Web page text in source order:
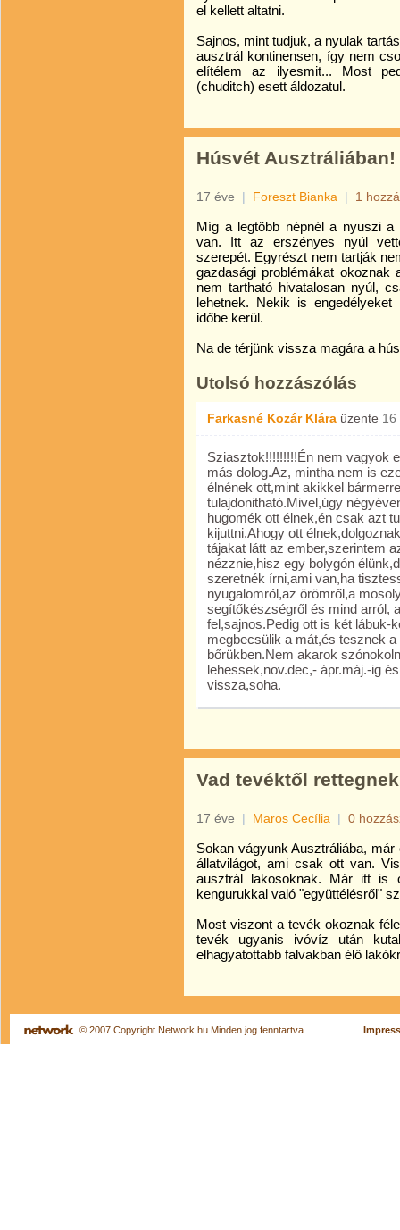
el kellett altatni.
Sajnos, mint tudjuk, a nyulak
ausztrál kontinensen, így nem
elítélem az ilyesmit... Most
(chuditch) esett áldozatul.
Húsvét Ausztráliában!
17 éve | Foreszt Bianka | 1
Míg a legtöbb népnél a nyuszi a
van. Itt az erszényes nyúl
szerepét. Egyrészt nem tartják
gazdasági problémákat okoznak
nem tartható hivatalosan nyúl,
lehetnek. Nekik is
időbe kerül.
Na de térjünk vissza magára a
Utolsó hozzászólás
Farkasné Kozár Klára üzente 16
Sziasztok!!!!!!!!!Én nem vagyok
más dolog.Az, mintha nem is
élnének ott,mint akikkel
tulajdonitható.Mivel,úgy
hugomék ott élnek,én csak azt
kijuttni.Ahogy ott
tájakat látt az ember,szerintem
nézznie,hisz egy bolygón
szeretnék írni,ami van,ha
nyugalomról,az örömről,a
segítőkészségről és mind arról,
fel,sajnos.Pedig ott is két
megbecsülik a mát,és tesznek
bőrükben.Nem akarok
lehessek,nov.dec,- ápr.máj.-ig
vissza,soha.
Vad tevéktől
17 éve | Maros Cecília | 0
Sokan vágyunk Ausztráliába,
állatvilágot, ami csak ott van.
ausztrál lakosoknak. Már itt is
kengurukkal való "együttélésről"
Most viszont a tevék okoznak
tevék ugyanis ivóvíz után
elhagyatottabb falvakban élő
© 2007 Copyright Network.hu Minden jog fenntartva.